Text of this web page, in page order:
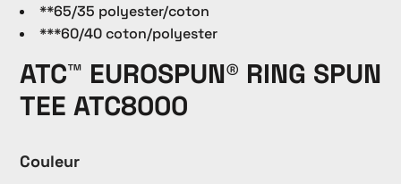
**65/35 polyester/coton
***60/40 coton/polyester
ATC™ EUROSPUN® RING SPUN
TEE ATC8000
Couleur